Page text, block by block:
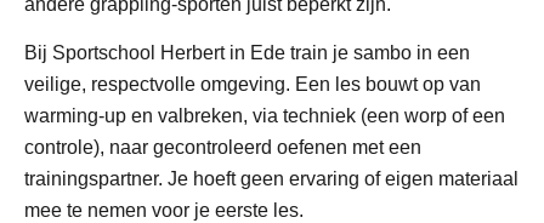
andere grappling-sporten juist beperkt zijn.
Bij Sportschool Herbert in Ede train je sambo in een
veilige, respectvolle omgeving. Een les bouwt op van
warming-up en valbreken, via techniek (een worp of een
controle), naar gecontroleerd oefenen met een
trainingspartner. Je hoeft geen ervaring of eigen materiaal
mee te nemen voor je eerste les.